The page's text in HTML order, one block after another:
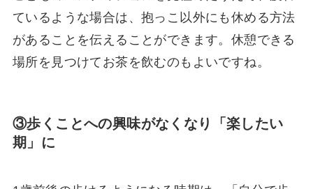
ているような場合は、抱っこ以外にも休める方法
があることを伝えることができます。休憩できる
場所を見つけてお茶を飲むのもよいですね。
③歩くことへの興味がなくなり「楽したい
期」に